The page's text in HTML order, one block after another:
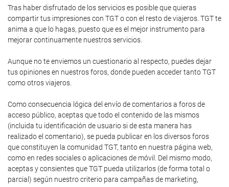
Tras haber disfrutado de los servicios es posible que quieras
compartir tus impresiones con TGT o con el resto de viajeros. TGT te
anima a que lo hagas, puesto que es el mejor instrumento para
mejorar continuamente nuestros servicios.
Aunque no te enviemos un cuestionario al respecto, puedes dejar
tus opiniones en nuestros foros, donde pueden acceder tanto TGT
como otros viajeros.
Como consecuencia lógica del envío de comentarios a foros de
acceso público, aceptas que todo el contenido de las mismos
(incluida tu identificación de usuario si de esta manera has
realizado el comentario), se pueda publicar en los diversos foros
que constituyen la comunidad TGT, tanto en nuestra página web,
como en redes sociales o aplicaciones de móvil. Del mismo modo,
aceptas y consientes que TGT pueda utilizarlos (de forma total o
parcial) según nuestro criterio para campañas de marketing,